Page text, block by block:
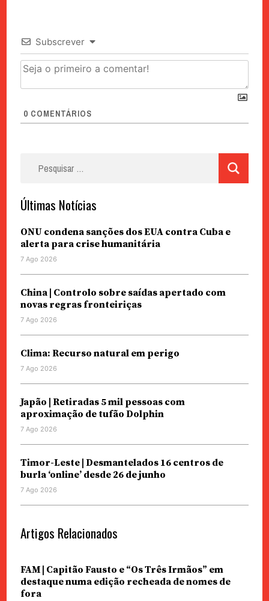
Subscrever
0 COMENTÁRIOS
Últimas Notícias
ONU condena sanções dos EUA contra Cuba e
alerta para crise humanitária
7 Ago 2026
China | Controlo sobre saídas apertado com
novas regras fronteiriças
7 Ago 2026
Clima: Recurso natural em perigo
7 Ago 2026
Japão | Retiradas 5 mil pessoas com
aproximação de tufão Dolphin
7 Ago 2026
Timor-Leste | Desmantelados 16 centros de
burla ‘online’ desde 26 de junho
7 Ago 2026
Artigos Relacionados
FAM | Capitão Fausto e “Os Três Irmãos” em
destaque numa edição recheada de nomes de
fora